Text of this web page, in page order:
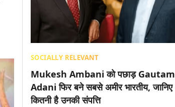
SOCIALLY RELEVANT
Mukesh Ambani को पछाड़ Gautam
Adani फिर बने सबसे अमीर भारतीय, जानिए
कितनी है उनकी संपत्ति